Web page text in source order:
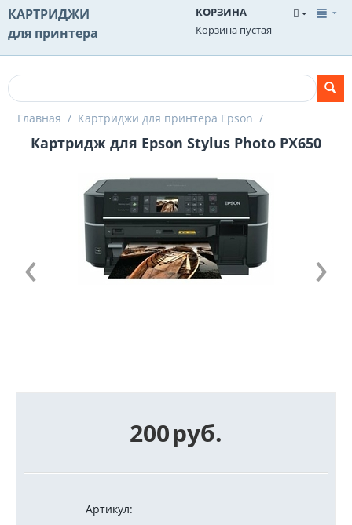
КАРТРИДЖИ
для принтера
КОРЗИНА
Корзина пустая
Главная / Картриджи для принтера Epson /
Картридж для Epson Stylus Photo PX650
200руб.
Артикул: